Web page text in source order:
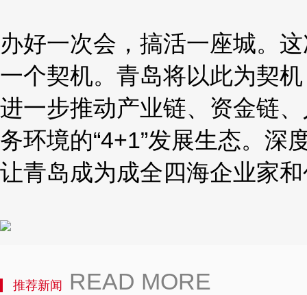
办好一次会，搞活一座城。
一个契机。青岛将以此为契
进一步推动产业链、资金链
务环境的“4+1”发展生态。深
让青岛成为成全四海企业家
推荐新闻 READ MORE